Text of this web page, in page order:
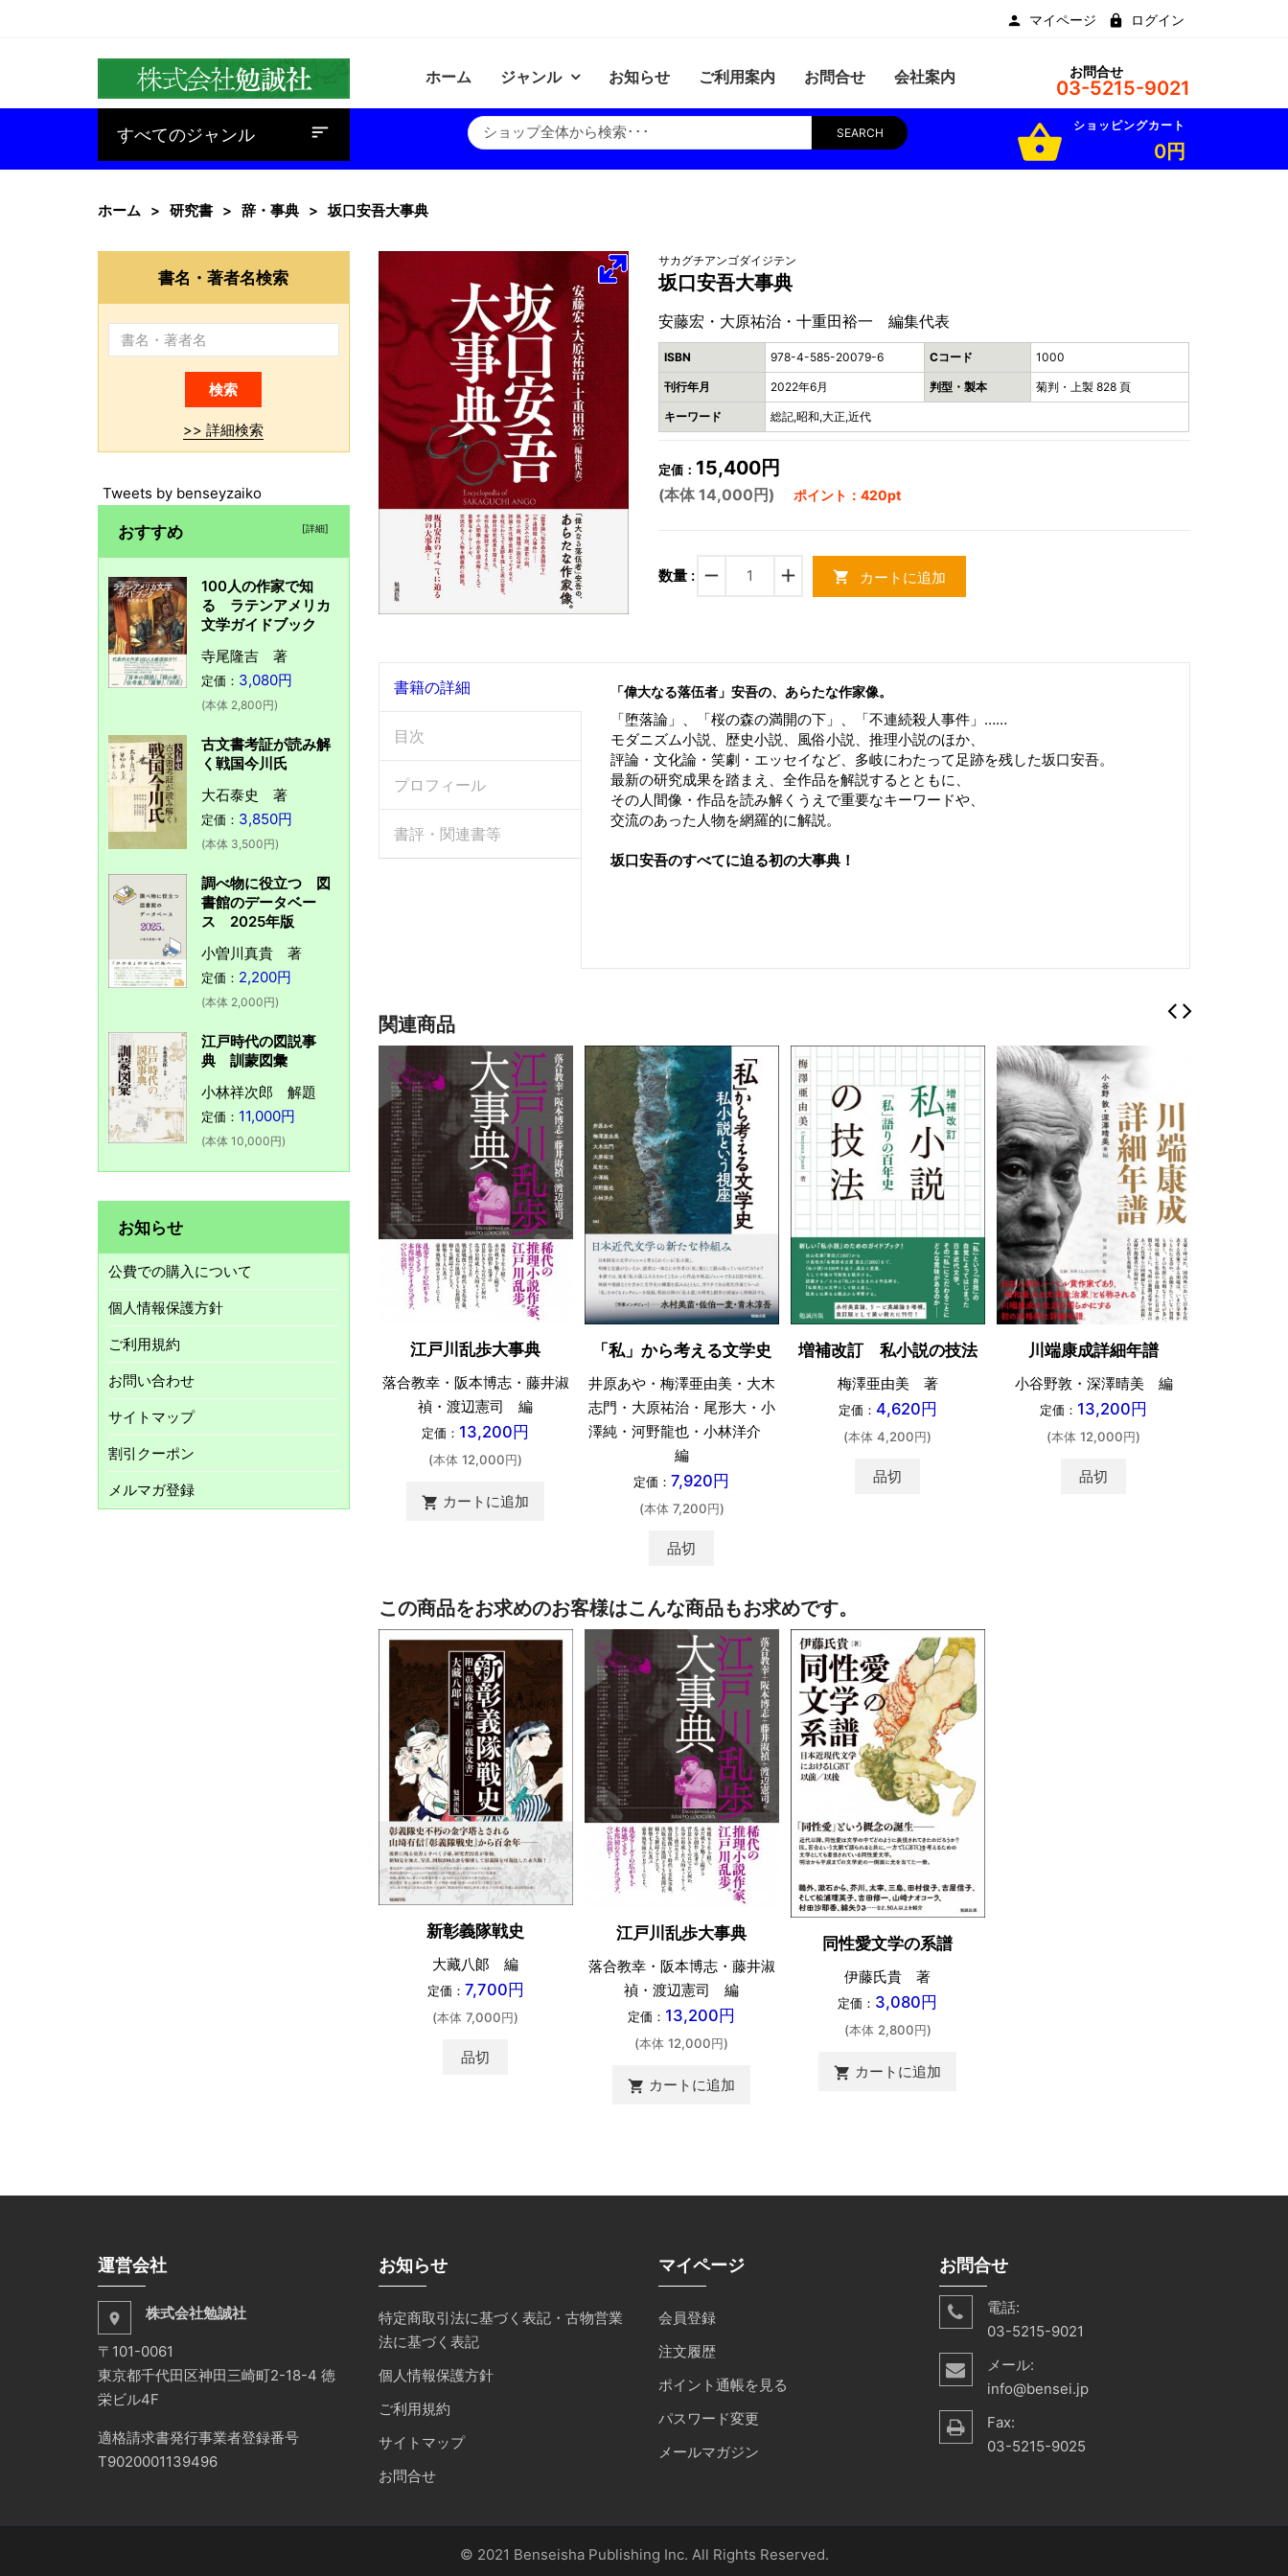
マイページ ログイン
ホーム ジャンル お知らせ ご利用案内 お問合せ 会社案内 お問合せ
03-5215-9021
すべてのジャンル
baseline_sort SEARCH shopping_basket ショッピングカート
0円
ホーム 研究書 辞・事典 坂口安吾大事典
サカグチアンゴダイジテン
坂口安吾大事典
安藤宏・大原祐治・十重田裕一 編集代表
ISBN 978-4-585-20079-6 Cコード 1000
刊行年月 2022年6月 判型・製本 菊判・上製 828 頁
キーワード 総記,昭和,大正,近代
定価： 15,400円
(本体 14,000円) ポイント：420pt
数量 : remove add shopping_cart カートに追加
書籍の詳細
目次
プロフィール
書評・関連書等
「偉大なる落伍者」安吾の、あらたな作家像。
「堕落論」、「桜の森の満開の下」、「不連続殺人事件」……
モダニズム小説、歴史小説、風俗小説、推理小説のほか、
評論・文化論・笑劇・エッセイなど、多岐にわたって足跡を残した坂口安吾。
最新の研究成果を踏まえ、全作品を解説するとともに、
その人間像・作品を読み解くうえで重要なキーワードや、
交流のあった人物を網羅的に解説。
坂口安吾のすべてに迫る初の大事典！
関連商品
江戸川乱歩大事典
落合教幸・阪本博志・藤井淑
禎・渡辺憲司 編
定価： 13,200円
(本体 12,000円)
shopping_cart カートに追加
「私」から考える文学史
井原あや・梅澤亜由美・大木
志門・大原祐治・尾形大・小
澤純・河野龍也・小林洋介
編
定価： 7,920円
(本体 7,200円)
品切
増補改訂 私小説の技法
梅澤亜由美 著
定価： 4,620円
(本体 4,200円)
品切
川端康成詳細年譜
小谷野敦・深澤晴美 編
定価： 13,200円
(本体 12,000円)
品切
この商品をお求めのお客様はこんな商品もお求めです。
新彰義隊戦史
大藏八郞 編
定価： 7,700円
(本体 7,000円)
品切
江戸川乱歩大事典
落合教幸・阪本博志・藤井淑
禎・渡辺憲司 編
定価： 13,200円
(本体 12,000円)
shopping_cart カートに追加
同性愛文学の系譜
伊藤氏貴 著
定価： 3,080円
(本体 2,800円)
shopping_cart カートに追加
書名・著者名検索
>> 詳細検索
Tweets by benseyzaiko
おすすめ [詳細]
100人の作家で知
る ラテンアメリカ
文学ガイドブック
寺尾隆吉 著
定価： 3,080円
(本体 2,800円)
古文書考証が読み解
く戦国今川氏
大石泰史 著
定価： 3,850円
(本体 3,500円)
調べ物に役立つ 図
書館のデータベー
ス 2025年版
小曽川真貴 著
定価： 2,200円
(本体 2,000円)
江戸時代の図説事
典 訓蒙図彙
小林祥次郎 解題
定価： 11,000円
(本体 10,000円)
お知らせ
公費での購入について
個人情報保護方針
ご利用規約
お問い合わせ
サイトマップ
割引クーポン
メルマガ登録
運営会社
place 株式会社勉誠社
〒101-0061
東京都千代田区神田三崎町2-18-4 徳
栄ビル4F
適格請求書発行事業者登録番号
T9020001139496
お知らせ
特定商取引法に基づく表記・古物営業
法に基づく表記
個人情報保護方針
ご利用規約
サイトマップ
お問合せ
マイページ
会員登録
注文履歴
ポイント通帳を見る
パスワード変更
メールマガジン
お問合せ
電話:
03-5215-9021
メール:
info@bensei.jp
Fax:
03-5215-9025
© 2021 Benseisha Publishing Inc. All Rights Reserved.